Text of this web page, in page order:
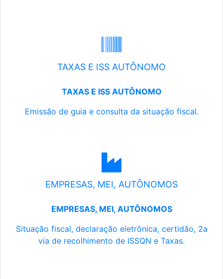
TAXAS E ISS AUTÔNOMO
TAXAS E ISS AUTÔNOMO
Emissão de guia e consulta da situação fiscal.
EMPRESAS, MEI, AUTÔNOMOS
EMPRESAS, MEI, AUTÔNOMOS
Situação fiscal, declaração eletrônica, certidão, 2a
via de recolhimento de ISSQN e Taxas.